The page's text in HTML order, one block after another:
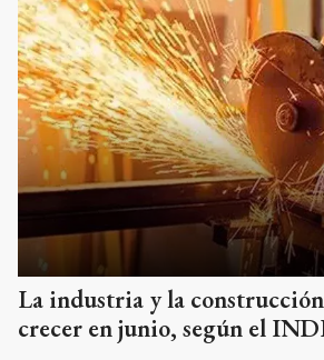
La industria y la
crecer en junio, según el